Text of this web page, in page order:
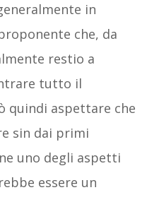
in
che, da
restio a
tutto il
quindi aspettare che
sin dai primi
uno degli aspetti
essere un